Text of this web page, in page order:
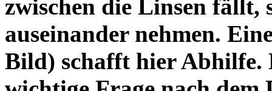
zwischen die Linsen fällt,
auseinander nehmen.
Bild) schafft hier Abhilfe.